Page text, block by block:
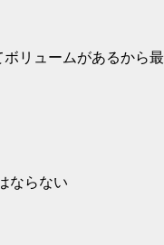
リュームがあるから最
ならない